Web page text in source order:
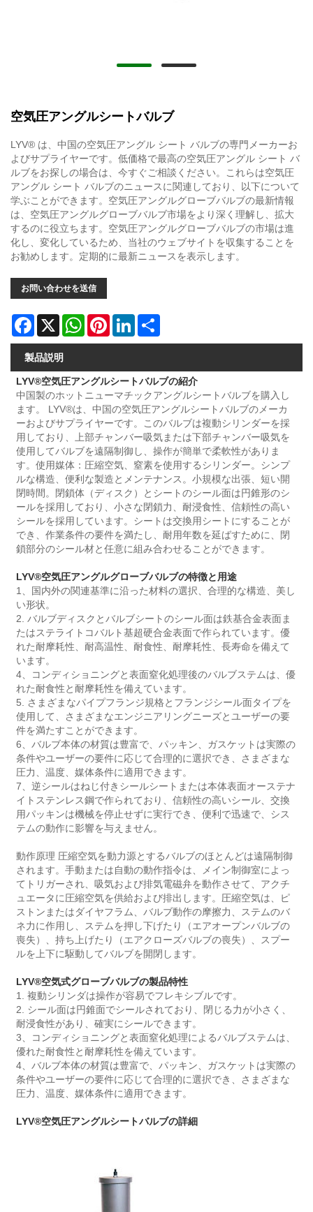
空気圧アングルシートバルブ
LYV® は、中国の空気圧アングル シート バルブの専門メーカーお
よびサプライヤーです。低価格で最高の空気圧アングル シート バ
ルブをお探しの場合は、今すぐご相談ください。これらは空気圧
アングル シート バルブのニュースに関連しており、以下について
学ぶことができます。空気圧アングルグローブバルブの最新情報
は、空気圧アングルグローブバルブ市場をより深く理解し、拡大
するのに役立ちます。空気圧アングルグローブバルブの市場は進
化し、変化しているため、当社のウェブサイトを収集することを
お勧めします。定期的に最新ニュースを表示します。
お問い合わせを送信
Facebook
X WhatsAppPinterestLinkedIn
製品説明
LYV®空気圧アングルシートバルブの紹介
中国製のホットニューマチックアングルシートバルブを購入し
ます。 LYV®は、中国の空気圧アングルシートバルブのメーカ
ーおよびサプライヤーです。このバルブは複動シリンダーを採
用しており、上部チャンバー吸気または下部チャンバー吸気を
使用してバルブを遠隔制御し、操作が簡単で柔軟性がありま
す。使用媒体：圧縮空気、窒素を使用するシリンダー。シンプ
ルな構造、便利な製造とメンテナンス。小規模な出張、短い開
閉時間。閉鎖体（ディスク）とシートのシール面は円錐形のシ
ールを採用しており、小さな閉鎖力、耐浸食性、信頼性の高い
シールを採用しています。シートは交換用シートにすることが
でき、作業条件の要件を満たし、耐用年数を延ばすために、閉
鎖部分のシール材と任意に組み合わせることができます。
LYV®空気圧アングルグローブバルブの特徴と用途
1、国内外の関連基準に沿った材料の選択、合理的な構造、美し
い形状。
2. バルブディスクとバルブシートのシール面は鉄基合金表面ま
たはステライトコバルト基超硬合金表面で作られています。優
れた耐摩耗性、耐高温性、耐食性、耐摩耗性、長寿命を備えて
います。
4、コンディショニングと表面窒化処理後のバルブステムは、優
れた耐食性と耐摩耗性を備えています。
5. さまざまなパイプフランジ規格とフランジシール面タイプを
使用して、さまざまなエンジニアリングニーズとユーザーの要
件を満たすことができます。
6、バルブ本体の材質は豊富で、パッキン、ガスケットは実際の
条件やユーザーの要件に応じて合理的に選択でき、さまざまな
圧力、温度、媒体条件に適用できます。
7、逆​​シールはねじ付きシールシートまたは本体表面オーステナ
イトステンレス鋼で作られており、信頼性の高いシール、交換
用パッキンは機械を停止せずに実行でき、便利で迅速で、シス
テムの動作に影響を与えません。
動作原理 圧縮空気を動力源とするバルブのほとんどは遠隔制御
されます。手動または自動の動作指令は、メイン制御室によっ
てトリガーされ、吸気および排気電磁弁を動作させて、アクチ
ュエータに圧縮空気を供給および排出します。圧縮空気は、ピ
ストンまたはダイヤフラム、バルブ動作の摩擦力、ステムのバ
ネ力に作用し、ステムを押し下げたり（エアオープンバルブの
喪失）、持ち上げたり（エアクローズバルブの喪失）、スプー
ルを上下に駆動してバルブを開閉します。
LYV®空気式グローブバルブの製品特性
1. 複動シリンダは操作が容易でフレキシブルです。
2. シール面は円錐面でシールされており、閉じる力が小さく、
耐浸食性があり、確実にシールできます。
3、コンディショニングと表面窒化処理によるバルブステムは、
優れた耐食性と耐摩耗性を備えています。
4、バルブ本体の材質は豊富で、パッキン、ガスケットは実際の
条件やユーザーの要件に応じて合理的に選択でき、さまざまな
圧力、温度、媒体条件に適用できます。
LYV®空気圧アングルシートバルブの詳細